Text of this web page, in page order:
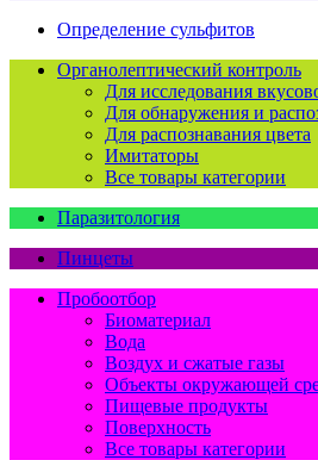
Определение сульфитов
Органолептический контроль
Для исследования
Для обнаружения и
Для распознавания цвета
Имитаторы
Все товары категории
Паразитология
Пинцеты
Пробоотбор
Биоматериал
Вода
Воздух и сжатые газы
Объекты окружающей
Пищевые продукты
Поверхность
Все товары категории